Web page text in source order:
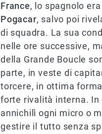
France, lo spagnolo
Pogacar, salvo poi
di squadra. La sua
nelle ore successive,
della Grande Boucle
parte, in veste di
torcere, in ottima
forte rivalità interna. In
annichilì ogni micro o
gestire il tutto senza